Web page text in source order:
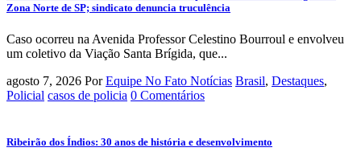
Zona Norte de SP; sindicato denuncia truculência
Caso ocorreu na Avenida Professor Celestino Bourroul e envolveu
um coletivo da Viação Santa Brígida, que...
agosto 7, 2026 Por Equipe No Fato Notícias Brasil, Destaques,
Policial casos de policia 0 Comentários
Ribeirão dos Índios: 30 anos de história e desenvolvimento